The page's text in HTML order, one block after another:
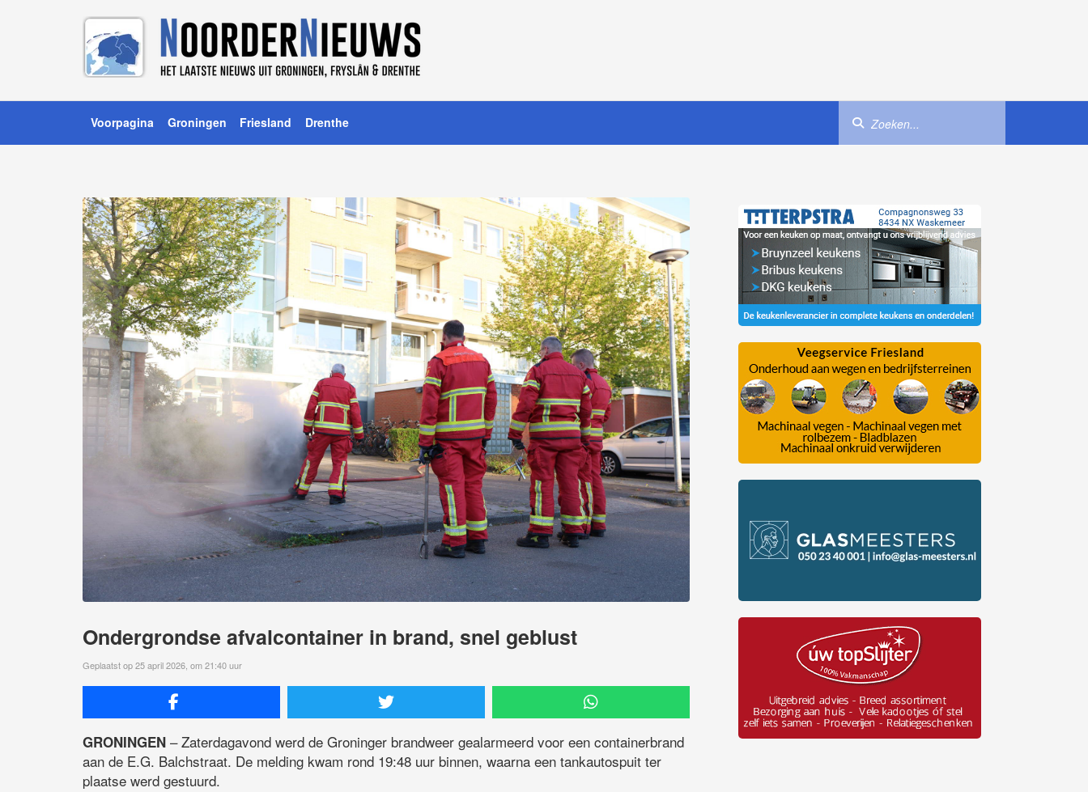
Voorpagina Groningen Friesland Drenthe
Ondergrondse afvalcontainer in brand, snel geblust
Geplaatst op 25 april 2026, om 21:40 uur
GRONINGEN – Zaterdagavond werd de Groninger brandweer gealarmeerd voor een containerbrand
aan de E.G. Balchstraat. De melding kwam rond 19:48 uur binnen, waarna een tankautospuit ter
plaatse werd gestuurd.